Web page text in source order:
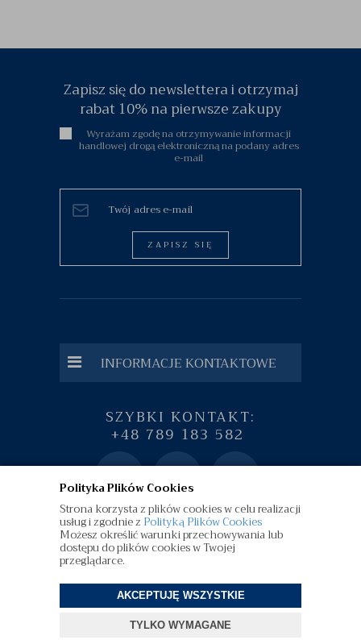
Polityka Plików Cookies
Strona korzysta z plików cookies w celu realizacji
usług i zgodnie z Polityką Plików Cookies
Możesz określić warunki przechowywania lub
dostępu do plików cookies w Twojej
przeglądarce.
AKCEPTUJĘ WSZYSTKIE
TYLKO WYMAGANE
Zapisz się do newslettera i otrzymaj
rabat 10% na pierwsze zakupy
Wyrażam zgodę na otrzymywanie informacji
handlowej drogą elektroniczną na podany adres
e-mail
ZAPISZ SIĘ
INFORMACJE KONTAKTOWE
SZYBKI KONTAKT:
+48 789 183 582
diamenty.pl | Wszelkie Prawa Zastrzeżone